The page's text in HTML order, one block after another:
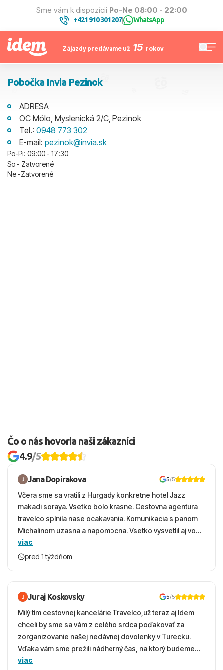
Sme vám k dispozícii Po-Ne 08:00 - 22:00
+421 910 301 207| WhatsApp
Zájazdy predávame už 15 rokov
Pobočka Invia Pezinok
ADRESA
OC Mólo, Myslenická 2/C, Pezinok
Tel.: 0948 773 302
E-mail: pezinok@invia.sk
Po-Pi: 09:00 - 17:30
So - Zatvorené
Ne -Zatvorené
Čo o nás hovoria naši zákazníci
4.9/5
Jana Dopirakova 5/5
Včera sme sa vratili z Hurgady konkretne hotel Jazz
makadi soraya. Vsetko bolo krasne. Cestovna agentura
travelco splnila nase ocakavania. Komunikacia s panom
Michalinom uzasna a napomocna. Vsetko vysvetlil aj vo
vecernych hodinach zaco sa ospravedlnujem. Hotel
krasny, cisty. Sluzby top. Strava, prostredie, more,
viac
pred 1 týždňom
Juraj Koskovsky 5/5
Milý tím cestovnej kancelárie Travelco,už teraz aj Idem
chceli by sme sa vám z celého srdca poďakovať za
zorganizovanie našej nedávnej dovolenky v Turecku.
Vďaka vám sme prežili nádherný čas, na ktorý budeme
ešte dlho s úsmevom spomínať. ​Všetko prebehlo
viac